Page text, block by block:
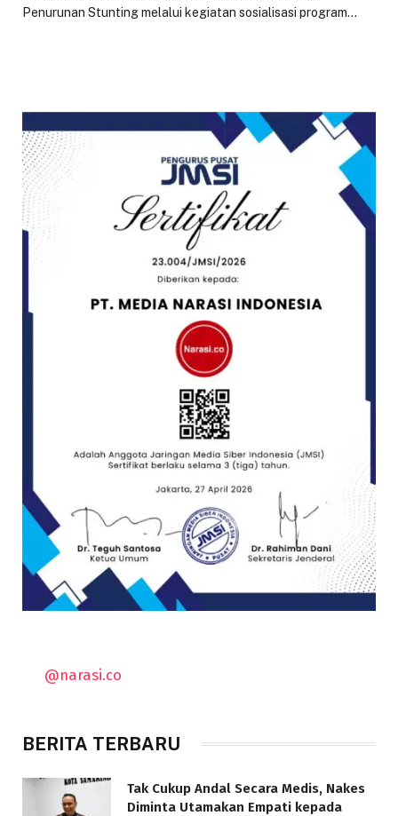
Penurunan Stunting melalui kegiatan sosialisasi program…
@narasi.co
BERITA TERBARU
Tak Cukup Andal Secara Medis, Nakes
Diminta Utamakan Empati kepada